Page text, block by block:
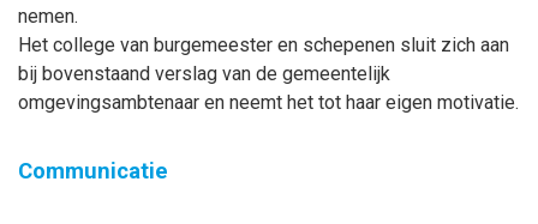
nemen.
Het college van burgemeester en schepenen sluit zich aan
bij bovenstaand verslag van de gemeentelijk
omgevingsambtenaar en neemt het tot haar eigen motivatie.
Communicatie